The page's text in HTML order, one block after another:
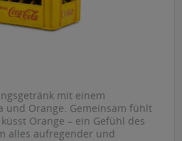
mit einem
und Orange. Gemeinsam fühlt
Orange – ein Gefühl des
alles aufregender und